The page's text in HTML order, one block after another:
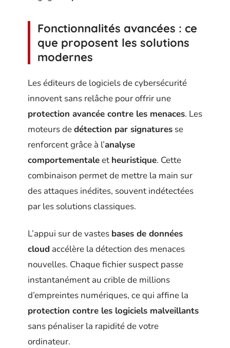
Fonctionnalités avancées : ce
que proposent les solutions
modernes
Les éditeurs de logiciels de cybersécurité
innovent sans relâche pour offrir une
protection avancée contre les menaces. Les
moteurs dedétection par signatures se
renforcent grâce à l’analyse
comportementaleet heuristique. Cette
combinaison permet de mettre la main sur
des attaques inédites, souvent indétectées
par les solutions classiques.
L’appui sur de vastes bases de données
cloud accélère la détection des menaces
nouvelles. Chaque fichier suspect passe
instantanément au crible de millions
d’empreintes numériques, ce qui affine la
protection contre les logiciels malveillants
sans pénaliser la rapidité de votre
ordinateur.